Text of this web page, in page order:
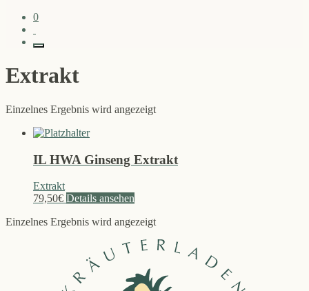
0
Extrakt
Einzelnes Ergebnis wird angezeigt
IL HWA Ginseng Extrakt
Extrakt
79,50€ Details ansehen
Einzelnes Ergebnis wird angezeigt